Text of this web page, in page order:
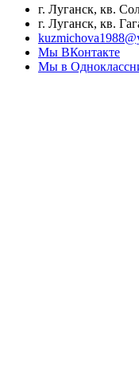
г. Луганск, кв.
г. Луганск, кв.
Мы ВКонтакте
Мы в